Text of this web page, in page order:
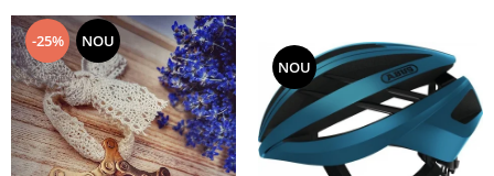
-25% NOU
NOU